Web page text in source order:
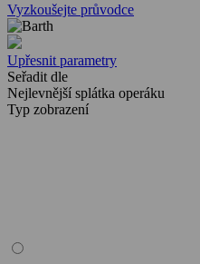
Vyzkoušejte průvodce
Upřesnit parametry
Seřadit dle
Nejlevnější splátka operáku
Typ zobrazení